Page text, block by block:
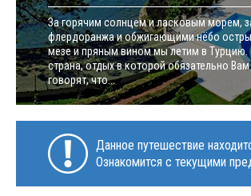
За горячим солнцем и ласковым морем,
флердоранжа и обжигающими нёбо
мезе и пряным вином мы летим в Турцию.
страна, отдых в которой обязательно
говорят, что...
Данное путешествие
Ознакомится с текущими